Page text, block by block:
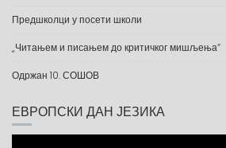
Предшколци у посети школи
„Читањем и писањем до критичког мишљења“
Одржан 10. СОШОВ
ЕВРОПСКИ ДАН ЈЕЗИКА